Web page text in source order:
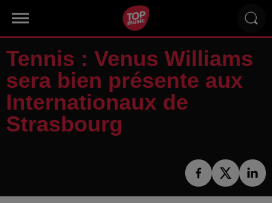
Tennis : Venus Williams
sera bien présente aux
Internationaux de
Strasbourg